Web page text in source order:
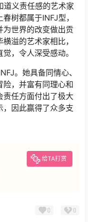
道义责任感的艺术家
树都属于INFJ型，
世界的改变做出贡
溢的艺术家相比，
，令人深受感动。
。她具备同情心、
，并富有同理心和
任方面付出了极大
因此赢得了众多支
给TA打赏
0 0